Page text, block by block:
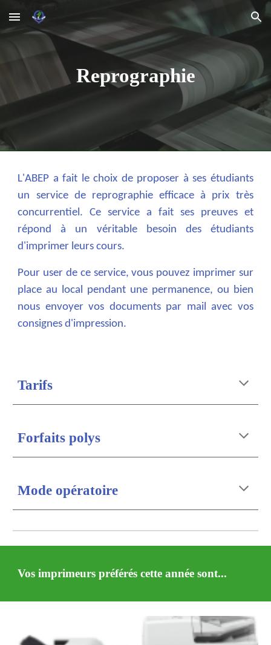
Skip to main content Skip to navigation
Reprographie
L'ABEP a fait le choix de proposer à ses étudiants
un service de reprographie efficace à prix très
concurrentiel. Ce service a fait ses preuves et
répond à un véritable besoin des étudiants
d'imprimer leurs cours.
Pour user de ce service, vous pouvez imprimer sur
place au local pendant une permanence, ou bien
nous envoyer vos documents par mail avec vos
consignes d'impression.
Tarifs
Forfaits polys
Mode opératoire
Vos imprimeurs préférés cette année sont...